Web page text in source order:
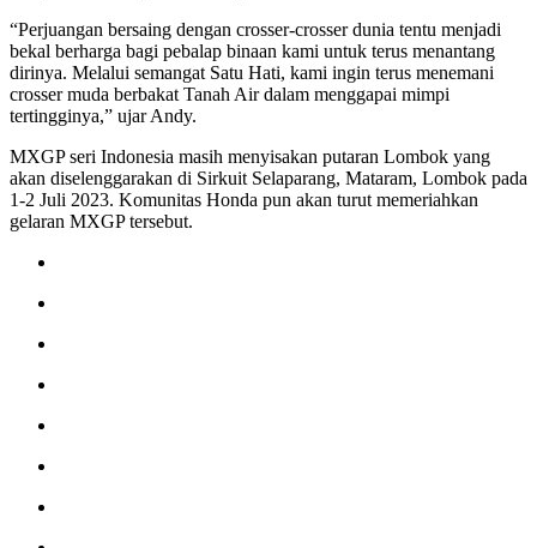
“Perjuangan bersaing dengan crosser-crosser dunia tentu menjadi
bekal berharga bagi pebalap binaan kami untuk terus menantang
dirinya. Melalui semangat Satu Hati, kami ingin terus menemani
crosser muda berbakat Tanah Air dalam menggapai mimpi
tertingginya,” ujar Andy.
MXGP seri Indonesia masih menyisakan putaran Lombok yang
akan diselenggarakan di Sirkuit Selaparang, Mataram, Lombok pada
1-2 Juli 2023. Komunitas Honda pun akan turut memeriahkan
gelaran MXGP tersebut.